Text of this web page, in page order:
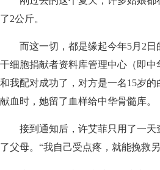
了2公斤。
而这一切，都是缘起今年5月2日
干细胞捐献者资料库管理中心（即
和我配对成功了，对方是一名15岁
献血时，她留了血样给中华骨髓库。
接到通知后，许艾菲只用了一天
了父母。“我自己受点疼，就能挽救